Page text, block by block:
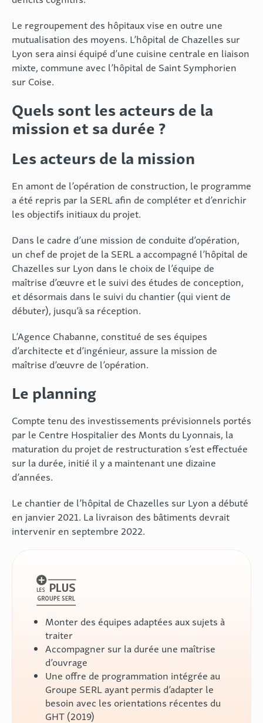
Le regroupement des hôpitaux vise en outre une
mutualisation des moyens. L’hôpital de Chazelles sur
Lyon sera ainsi équipé d’une cuisine centrale en liaison
mixte, commune avec l’hôpital de Saint Symphorien
sur Coise.
Quels sont les acteurs de la
mission et sa durée ?
Les acteurs de la mission
En amont de l’opération de construction, le programme
a été repris par la SERL afin de compléter et d’enrichir
les objectifs initiaux du projet.
Dans le cadre d’une mission de conduite d’opération,
un chef de projet de la SERL a accompagné l’hôpital de
Chazelles sur Lyon dans le choix de l’équipe de
maîtrise d’œuvre et le suivi des études de conception,
et désormais dans le suivi du chantier (qui vient de
débuter), jusqu’à sa réception.
L’Agence Chabanne, constitué de ses équipes
d’architecte et d’ingénieur, assure la mission de
maîtrise d’œuvre de l’opération.
Le planning
Compte tenu des investissements prévisionnels portés
par le Centre Hospitalier des Monts du Lyonnais, la
maturation du projet de restructuration s’est effectuée
sur la durée, initié il y a maintenant une dizaine
d’années.
Le chantier de l’hôpital de Chazelles sur Lyon a débuté
en janvier 2021. La livraison des bâtiments devrait
intervenir en septembre 2022.
Monter des équipes adaptées aux sujets à
traiter
Accompagner sur la durée une maîtrise
d’ouvrage
Une offre de programmation intégrée au
Groupe SERL ayant permis d’adapter le
besoin avec les orientations récentes du
GHT (2019)